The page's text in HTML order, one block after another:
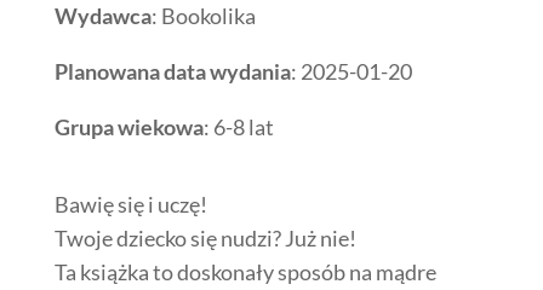
Wydawca: Bookolika
Planowana data wydania: 2025-01-20
Grupa wiekowa: 6-8 lat
Bawię się i uczę!
Twoje dziecko się nudzi? Już nie!
Ta książka to doskonały sposób na mądre